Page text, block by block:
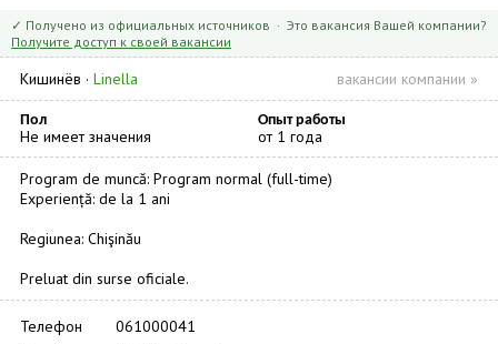
✓ Получено из официальных источников · Это вакансия Вашей компании?
Получите доступ к своей вакансии
Кишинёв · Linella вакансии компании »
Пол Опыт работы
Не имеет значения от 1 года
Program de muncă: Program normal (full-time)
Experiență: de la 1 ani
Regiunea: Chişinău
Preluat din surse oficiale.
Телефон
061000041